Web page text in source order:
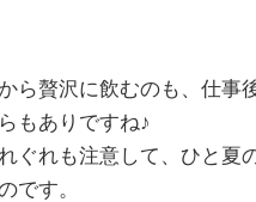
ら贅沢に飲むのも、仕事
もありですね♪
ぐれも注意して、ひと夏
です。